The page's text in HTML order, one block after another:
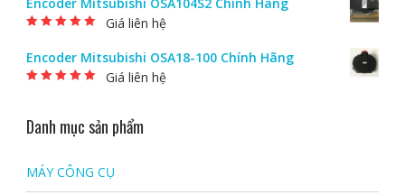
Encoder Mitsubishi OSA104S2 Chính Hãng
Giá liên hệ
Encoder Mitsubishi OSA18-100 Chính Hãng
Giá liên hệ
Danh mục sản phẩm
MÁY CÔNG CỤ